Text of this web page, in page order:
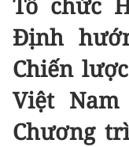
Định
Chiến
Việt
Chương